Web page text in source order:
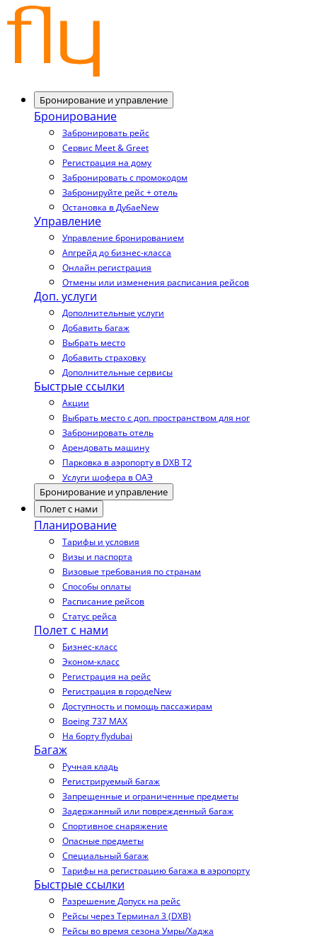
Бронирование и управление
Бронирование
Забронировать рейс
Сервис Meet & Greet
Регистрация на дому
Забронировать с промокодом
Забронируйте рейс + отель
Остановка в ДубаеNew
Управление
Управление бронированием
Апгрейд до бизнес-класса
Онлайн регистрация
Отмены или изменения расписания рейсов
Доп. услуги
Дополнительные услуги
Добавить багаж
Выбрать место
Добавить страховку
Дополнительные сервисы
Быстрые ссылки
Акции
Выбрать место с доп. пространством для ног
Забронировать отель
Арендовать машину
Парковка в аэропорту в DXB T2
Услуги шофера в ОАЭ
Бронирование и управление
Полет с нами
Планирование
Тарифы и условия
Визы и паспорта
Визовые требования по странам
Способы оплаты
Расписание рейсов
Статус рейса
Полет с нами
Бизнес-класс
Эконом-класс
Регистрация на рейс
Регистрация в городеNew
Доступность и помощь пассажирам
Boeing 737 MAX
На борту flydubai
Багаж
Ручная кладь
Регистрируемый багаж
Запрещенные и ограниченные предметы
Задержанный или поврежденный багаж
Спортивное снаряжение
Опасные предметы
Специальный багаж
Тарифы на регистрацию багажа в аэропорту
Быстрые ссылки
Разрешение Допуск на рейс
Рейсы через Терминал 3 (DXB)
Рейсы во время сезона Умры/Хаджа